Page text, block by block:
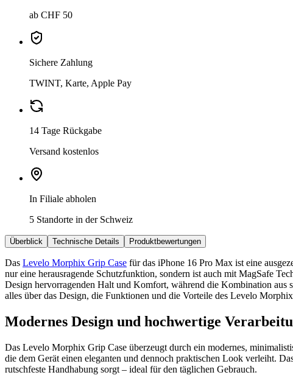
ab CHF 50
Sichere Zahlung
TWINT, Karte, Apple Pay
14 Tage Rückgabe
Versand kostenlos
In Filiale abholen
5 Standorte in der Schweiz
Überblick Technische Details Produktbewertungen
Das Levelo Morphix Grip Case für das iPhone 16 Pro Max ist eine
nur eine herausragende Schutzfunktion, sondern ist auch mit MagSafe
Design hervorragenden Halt und Komfort, während die Kombination aus
alles über das Design, die Funktionen und die Vorteile des Levelo
Modernes Design und hochwertige
Das Levelo Morphix Grip Case überzeugt durch ein modernes,
die dem Gerät einen eleganten und dennoch praktischen Look verleiht.
rutschfeste Handhabung sorgt – ideal für den täglichen Gebrauch.